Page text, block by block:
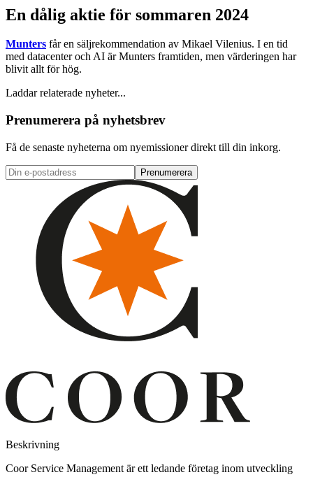
En dålig aktie för sommaren 2024
Munters får en säljrekommendation av Mikael Vilenius. I en tid
med datacenter och AI är Munters framtiden, men värderingen har
blivit allt för hög.
Laddar relaterade nyheter...
Prenumerera på nyhetsbrev
Få de senaste nyheterna om nyemissioner direkt till din inkorg.
Prenumerera
Beskrivning
Coor Service Management är ett ledande företag inom utveckling